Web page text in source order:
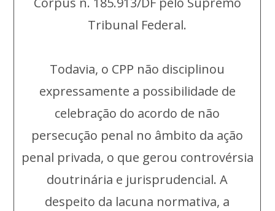
Tribunal Federal.
Todavia, o CPP não disciplinou
expressamente a possibilidade de
celebração do acordo de não
persecução penal no âmbito da ação
penal privada, o que gerou controvérsia
doutrinária e jurisprudencial. A
despeito da lacuna normativa, a